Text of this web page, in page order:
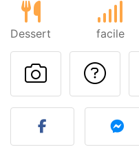
Dessert facile
Pubblica